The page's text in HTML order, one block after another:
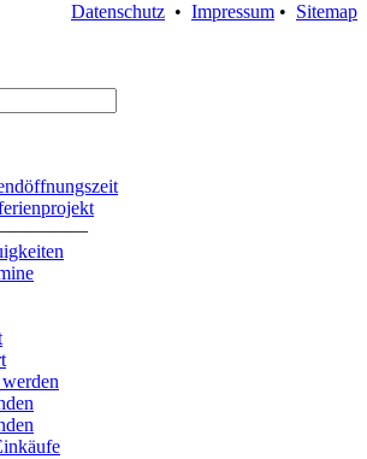
Datenschutz • Impressum • Sitemap